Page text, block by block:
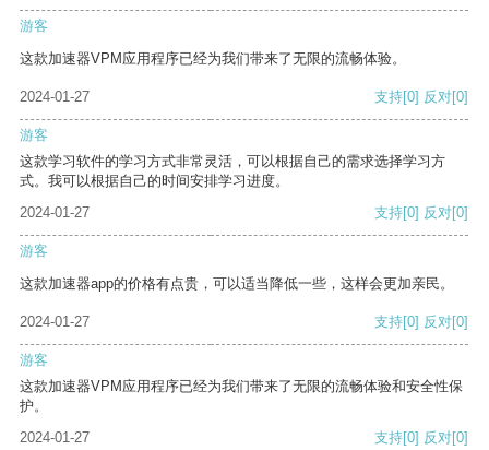
游客
这款加速器VPM应用程序已经为我们带来了无限的流畅体验。
2024-01-27 支持[0] 反对[0]
游客
这款学习软件的学习方式非常灵活，可以根据自己的需求选择学习方
式。我可以根据自己的时间安排学习进度。
2024-01-27
支持[0] 反对[0]
游客
这款加速器app的价格有点贵，可以适当降低一些，这样会更加亲民。
2024-01-27 支持[0] 反对[0]
游客
这款加速器VPM应用程序已经为我们带来了无限的流畅体验和安全性保
护。
2024-01-27
支持[0] 反对[0]